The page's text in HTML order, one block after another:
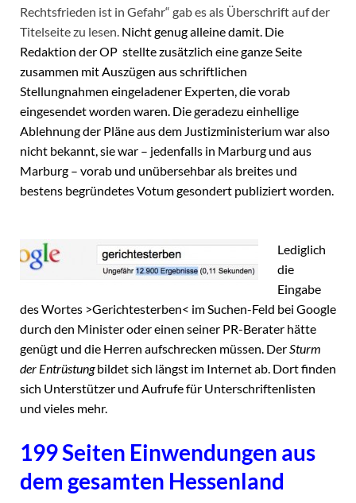
Rechtsfrieden ist in Gefahr“ gab es als Überschrift auf der
Titelseite zu lesen. Nicht genug alleine damit. Die
Redaktion der OP stellte zusätzlich eine ganze Seite
zusammen mit Auszügen aus schriftlichen
Stellungnahmen eingeladener Experten, die vorab
eingesendet worden waren. Die geradezu einhellige
Ablehnung der Pläne aus dem Justizministerium war also
nicht bekannt, sie war – jedenfalls in Marburg und aus
Marburg – vorab und unübersehbar als breites und
bestens begründetes Votum gesondert publiziert worden.
Lediglich
die
Eingabe
des Wortes >Gerichtesterben< im Suchen-Feld bei Google
durch den Minister oder einen seiner PR-Berater hätte
genügt und die Herren aufschrecken müssen. DerSturm
der Entrüstungbildet sich längst im Internet ab. Dort finden
sich Unterstützer und Aufrufe für Unterschriftenlisten
und vieles mehr.
199 Seiten Einwendungen aus
dem gesamten Hessenland